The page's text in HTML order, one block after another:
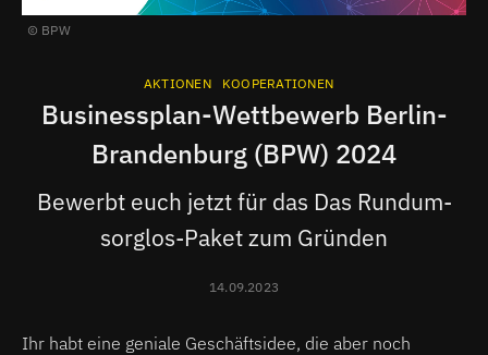
BPW
AKTIONEN KOOPERATIONEN
Businessplan-Wettbewerb Berlin-
Brandenburg (BPW) 2024
Bewerbt euch jetzt für das Das Rundum-
sorglos-Paket zum Gründen
14.09.2023
Ihr habt eine geniale Geschäftsidee, die aber noch